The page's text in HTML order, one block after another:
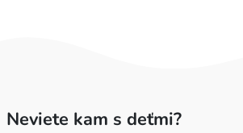
Neviete kam s deťmi?